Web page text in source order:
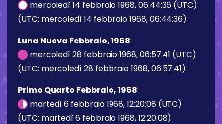
mercoledì 14 febbraio 1968, 06:44:36 (UTC)
(UTC: mercoledì 14 febbraio 1968, 06:44:36)
Luna Nuova Febbraio, 1968:
mercoledì 28 febbraio 1968, 06:57:41 (UTC)
(UTC: mercoledì 28 febbraio 1968, 06:57:41)
Primo Quarto Febbraio, 1968:
martedì 6 febbraio 1968, 12:20:08 (UTC)
(UTC: martedì 6 febbraio 1968, 12:20:08)